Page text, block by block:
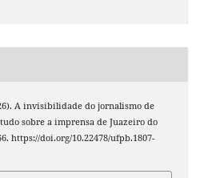
A invisibilidade do jornalismo de
sobre a imprensa de Juazeiro do
https://doi.org/10.22478/ufpb.1807-